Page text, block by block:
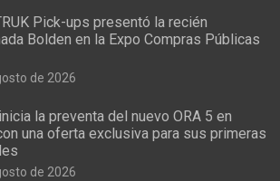
Pick-ups presentó la recién
Bolden en la Expo Compras Públicas
de 2026
la preventa del nuevo ORA 5 en
una oferta exclusiva para sus primeras
de 2026